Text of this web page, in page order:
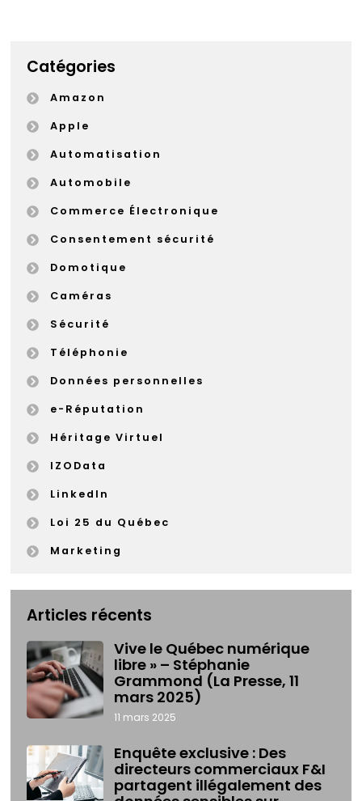
Catégories
Amazon
Apple
Automatisation
Automobile
Commerce Électronique
Consentement sécurité
Domotique
Caméras
Sécurité
Téléphonie
Données personnelles
e-Réputation
Héritage Virtuel
IZOData
LinkedIn
Loi 25 du Québec
Marketing
Articles récents
Vive le Québec numérique
libre » – Stéphanie
Grammond (La Presse, 11
mars 2025)
11 mars 2025
Enquête exclusive : Des
directeurs commerciaux F&I
partagent illégalement des